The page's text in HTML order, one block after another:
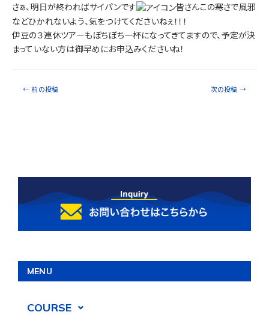
さぁ、明日が終わればサイパンです
皆さんこの寒さで風邪
などひかれないよう、気をつけてくださいねぇ！！！
伊豆の３連休ツアーもぼちぼち一杯になってきてますので、予定が決
まっていない方は御早めにお申込みくださいね！
← 前の投稿 次の投稿 →
MENU
COURSE